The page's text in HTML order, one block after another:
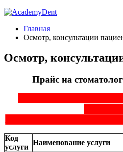
Главная
Осмотр, консультации
Осмотр,
Прайс на
Код
услуги
Наименование услуги